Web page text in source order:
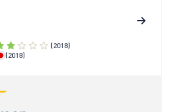
(2018)
> 4 jaar
(2018)